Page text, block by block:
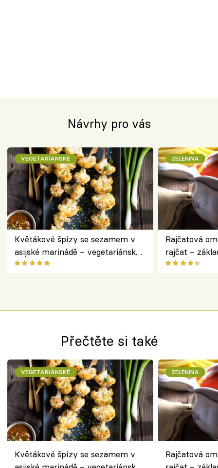
Návrhy pro vás
VEGETARIÁNSKÉ
Květákové špízy se sezamem v
asijské marinádě – vegetariánská
chuťovka z grilu
ZELENINA
Rajčatová
rajčat –
Přečtěte si také
VEGETARIÁNSKÉ
Květákové špízy se sezamem v
ZELENINA
Rajčatová